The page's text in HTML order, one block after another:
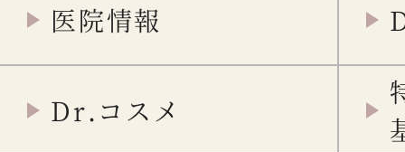
医院情報
Dr.コスメ